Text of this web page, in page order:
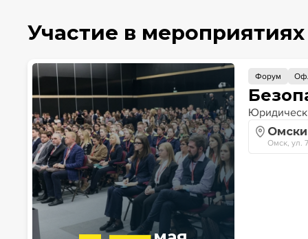
Участие в мероприятиях
Форум
Омск, ул.